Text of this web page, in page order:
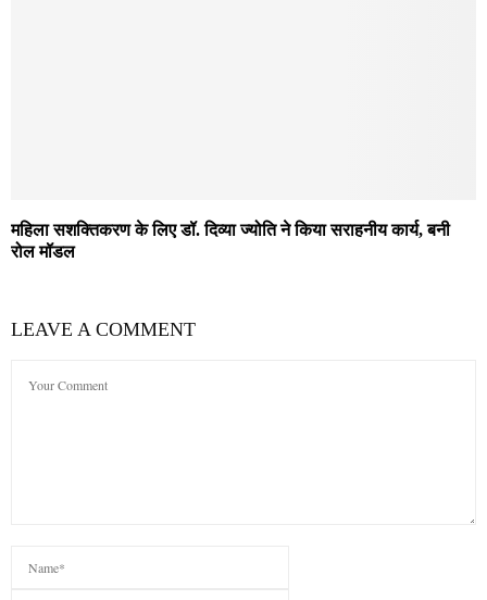
महिला सशक्तिकरण के लिए डॉ. दिव्या ज्योति ने किया सराहनीय कार्य, बनी
रोल मॉडल
LEAVE A COMMENT